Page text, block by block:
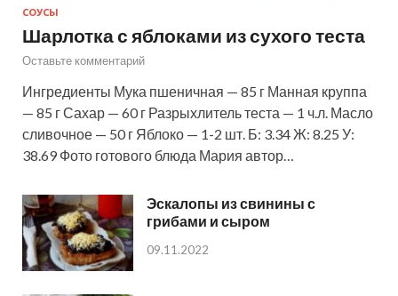
СОУСЫ
Шарлотка с яблоками из сухого теста
Оставьте комментарий
Ингредиенты Мука пшеничная — 85 г Манная круппа
— 85 г Сахар — 60 г Разрыхлитель теста — 1 ч.л. Масло
сливочное — 50 г Яблоко — 1-2 шт. Б: 3.34 Ж: 8.25 У:
38.69 Фото готового блюда Мария автор…
Эскалопы из свинины с
грибами и сыром
09.11.2022